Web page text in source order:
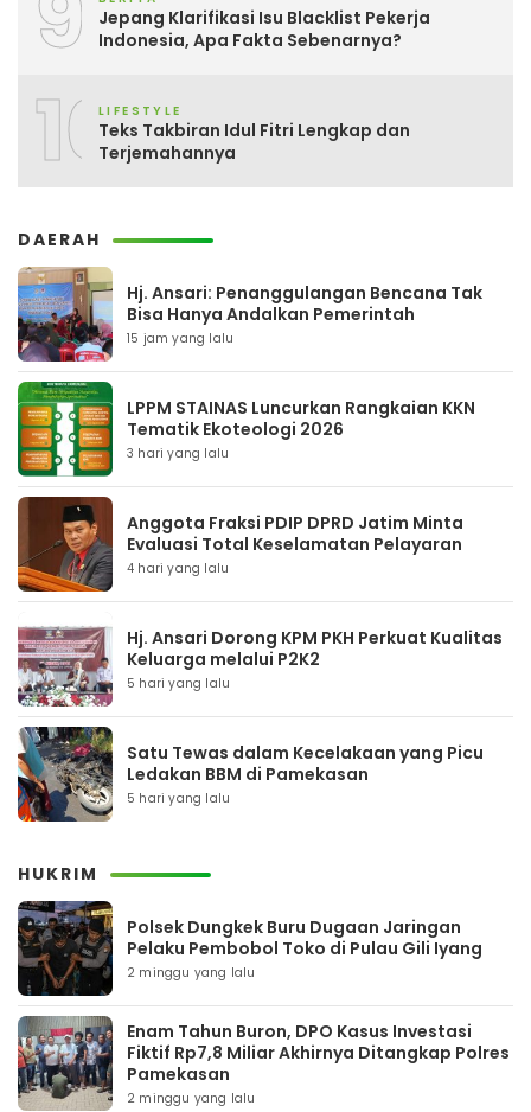
Jepang Klarifikasi Isu Blacklist Pekerja
Indonesia, Apa Fakta Sebenarnya?
10LIFESTYLE
Teks Takbiran Idul Fitri Lengkap dan
Terjemahannya
DAERAH
Hj. Ansari: Penanggulangan Bencana Tak
Bisa Hanya Andalkan Pemerintah
15 jam yang lalu
LPPM STAINAS Luncurkan Rangkaian KKN
Tematik Ekoteologi 2026
3 hari yang lalu
Anggota Fraksi PDIP DPRD Jatim Minta
Evaluasi Total Keselamatan Pelayaran
4 hari yang lalu
Hj. Ansari Dorong KPM PKH Perkuat Kualitas
Keluarga melalui P2K2
5 hari yang lalu
Satu Tewas dalam Kecelakaan yang Picu
Ledakan BBM di Pamekasan
5 hari yang lalu
HUKRIM
Polsek Dungkek Buru Dugaan Jaringan
Pelaku Pembobol Toko di Pulau Gili Iyang
2 minggu yang lalu
Enam Tahun Buron, DPO Kasus Investasi
Fiktif Rp7,8 Miliar Akhirnya Ditangkap Polres
Pamekasan
2 minggu yang lalu